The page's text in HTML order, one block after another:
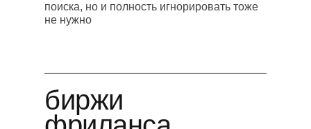
поиска, но и полность игнорировать тоже
не нужно
биржи